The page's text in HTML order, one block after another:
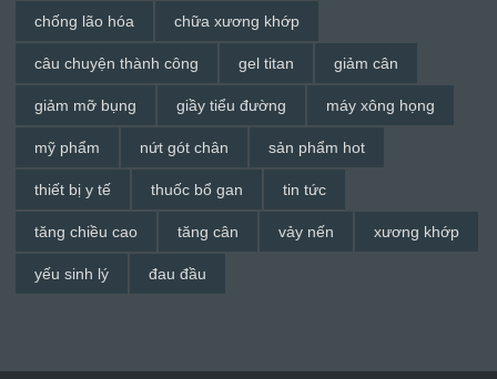
chống lão hóa chữa xương khớp
câu chuyện thành công gel titan giảm cân
giảm mỡ bụng giầy tiểu đường máy xông họng
mỹ phẩm nứt gót chân sản phẩm hot
thiết bị y tế thuốc bổ gan tin tức
tăng chiều cao tăng cân vảy nến xương khớp
yếu sinh lý đau đầu